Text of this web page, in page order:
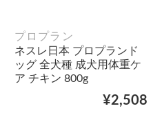
プロプラン
ネスレ日本 プロプランド
ッグ 全犬種 成犬用体重ケ
ア チキン 800g
¥2,508